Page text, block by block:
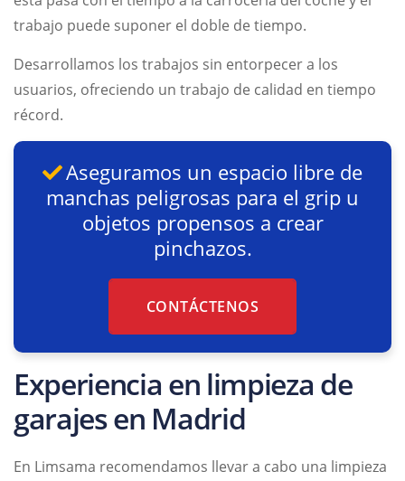
trabajo puede suponer el doble de tiempo.
Desarrollamos los trabajos sin entorpecer a los
usuarios, ofreciendo un trabajo de calidad en tiempo
récord.
Aseguramos un espacio libre de
manchas peligrosas para el grip u
objetos propensos a crear
pinchazos.
CONTÁCTENOS
Experiencia en limpieza de
garajes en Madrid
En Limsama recomendamos llevar a cabo una limpieza